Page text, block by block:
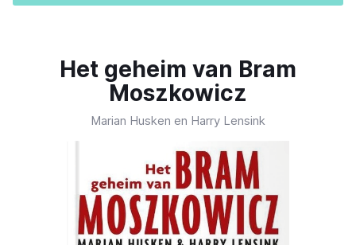
Het geheim van Bram
Moszkowicz
Marian Husken en Harry Lensink